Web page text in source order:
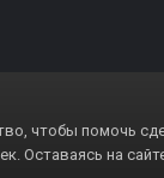
чтобы помочь
Оставаясь на